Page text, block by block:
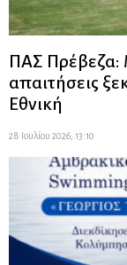
ΠΑΣ Πρέβεζα:
απαιτήσεις
Εθνική
28 Ιουλίου 2026, 13:10